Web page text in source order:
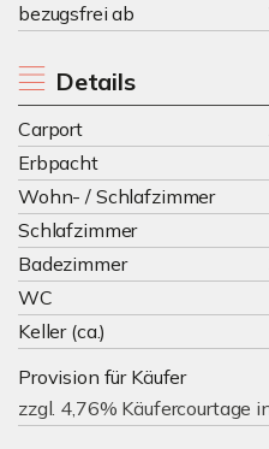
bezugsfrei ab
Details
Carport
Erbpacht
Wohn- / Schlafzimmer
Schlafzimmer
Badezimmer
WC
Keller (ca.)
Provision für Käufer
zzgl. 4,76% Käufercourtage